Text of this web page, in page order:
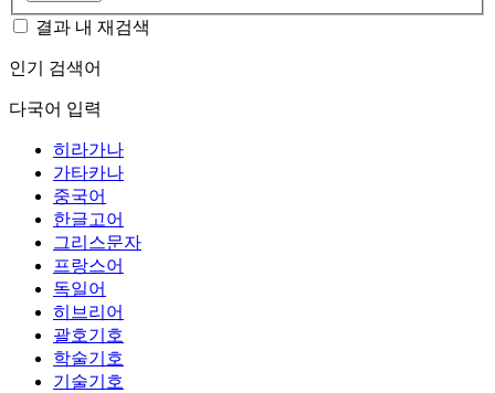
결과 내 재검색
인기 검색어
다국어 입력
히라가나
가타카나
중국어
한글고어
그리스문자
프랑스어
독일어
히브리어
괄호기호
학술기호
기술기호